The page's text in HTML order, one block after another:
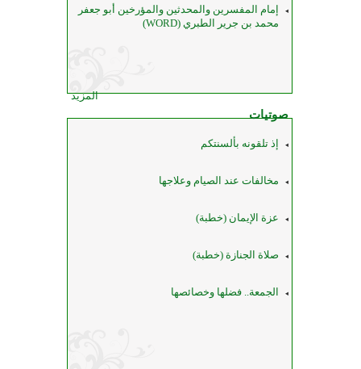
إمام المفسرين والمحدثين والمؤرخين أبو جعفر
محمد بن جرير الطبري (WORD)
المزيد
صوتيات
إذ تلقونه بألسنتكم
مخالفات عند الصيام وعلاجها
عزة الإيمان (خطبة)
صلاة الجنازة (خطبة)
الجمعة.. فضلها وخصائصها